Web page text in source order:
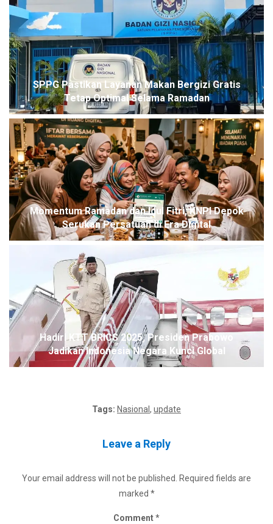
SPPG Pastikan Layanan Makan Bergizi Gratis
Tetap Optimal Selama Ramadan
Momentum Ramadan dan Idul Fitri, KNPI Depok
Serukan Persatuan di Era Digital
Hadiri KTT BRICS 2025, Presiden Prabowo
Jadikan Indonesia Negara Kunci Global
Tags: Nasional, update
Leave a Reply
Your email address will not be published. Required fields are
marked *
Comment*